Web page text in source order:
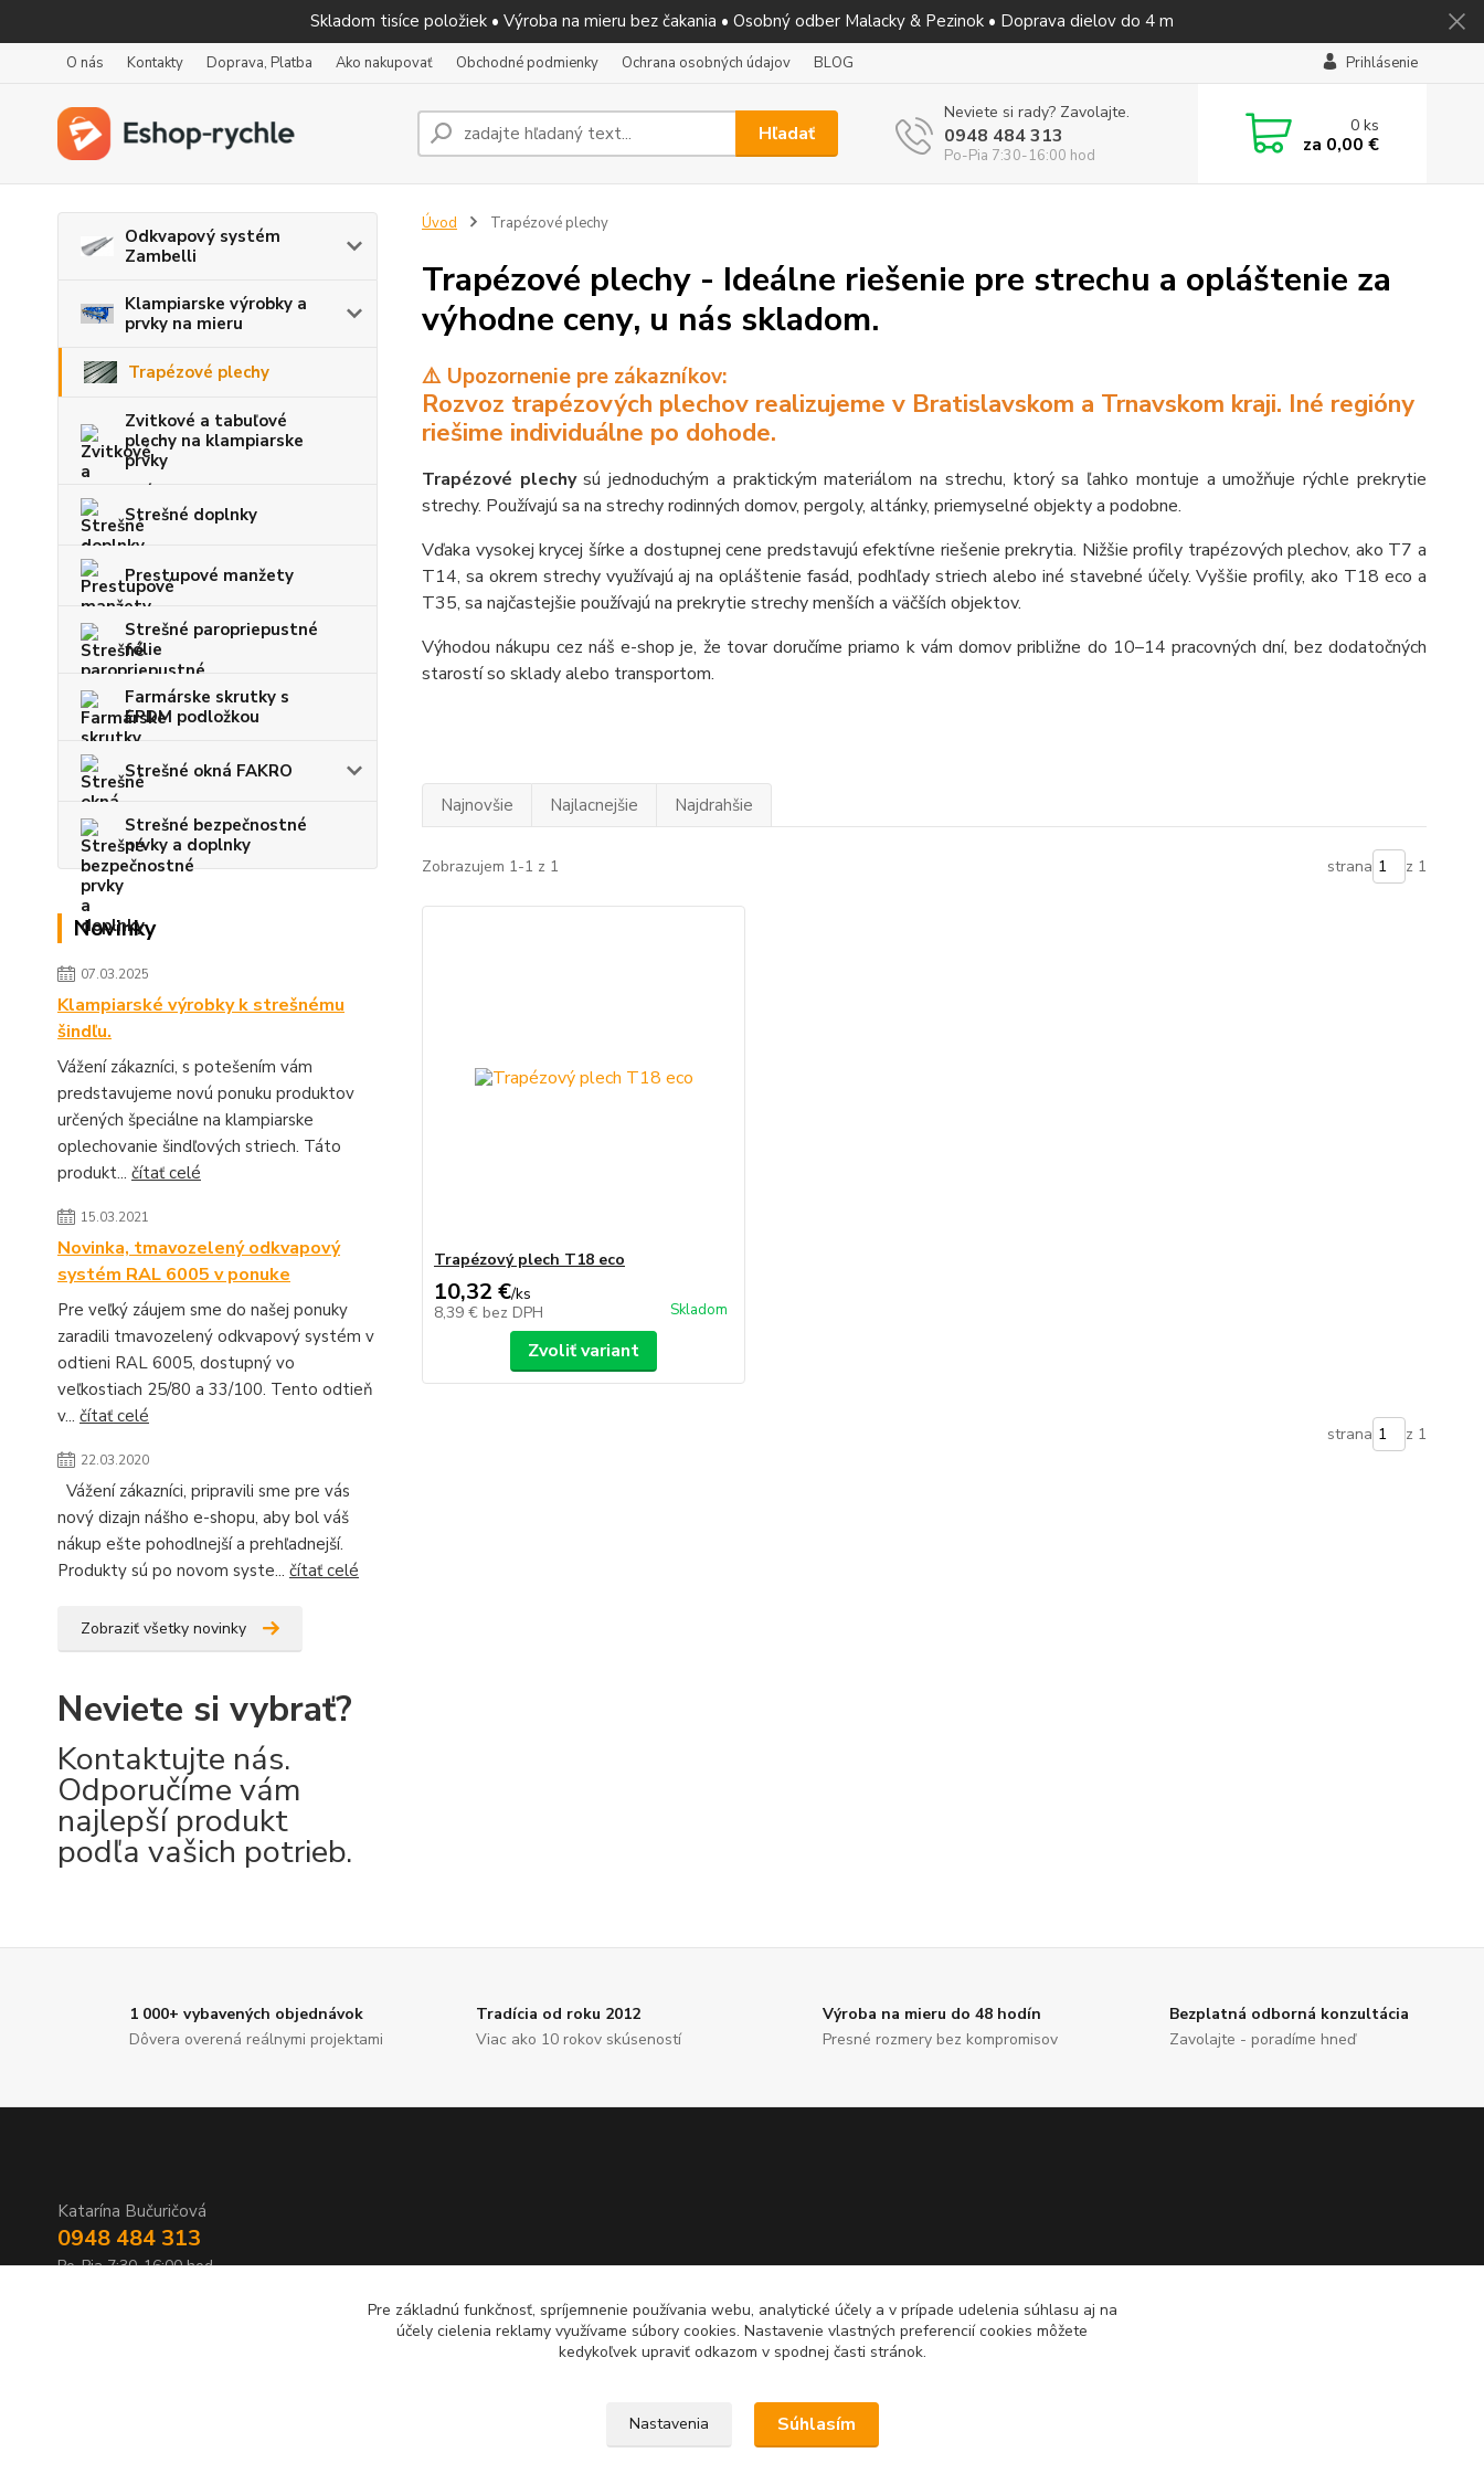
Skladom tisíce položiek • Výroba na mieru bez čakania • Osobný odber Malacky & Pezinok • Doprava dielov do 4 m
O nás Kontakty Doprava, Platba Ako nakupovať Obchodné podmienky Ochrana osobných údajov BLOG Prihlásenie
Hľadať
Neviete si rady? Zavolajte.
0948 484 313
Po-Pia 7:30-16:00 hod
0ks
za 0,00 €
Odkvapový systém
Zambelli
Klampiarske výrobky a
prvky na mieru
Trapézové plechy
Zvitkové a tabuľové
plechy na klampiarske
prvky
Strešné doplnky
Prestupové manžety
Strešné paropriepustné
fólie
Farmárske skrutky s
EPDM podložkou
Strešné okná FAKRO
Strešné bezpečnostné
prvky a doplnky
Novinky
07.03.2025
Klampiarské výrobky k strešnému
šindľu.
Vážení zákazníci, s potešením vám
predstavujeme novú ponuku produktov
určených špeciálne na klampiarske
oplechovanie šindľových striech. Táto
produkt... čítať celé
15.03.2021
Novinka, tmavozelený odkvapový
systém RAL 6005 v ponuke
Pre veľký záujem sme do našej ponuky
zaradili tmavozelený odkvapový systém v
odtieni RAL 6005, dostupný vo
veľkostiach 25/80 a 33/100. Tento odtieň
v... čítať celé
22.03.2020
Vážení zákazníci, pripravili sme pre vás
nový dizajn nášho e-shopu, aby bol váš
nákup ešte pohodlnejší a prehľadnejší.
Produkty sú po novom syste... čítať celé
Zobraziť všetky novinky
Neviete si vybrať?
Kontaktujte nás.
Odporučíme vám
najlepší produkt
podľa vašich potrieb.
Úvod Trapézové plechy
Trapézové plechy - Ideálne riešenie pre strechu a opláštenie za
výhodne ceny, u nás skladom.
⚠️ Upozornenie pre zákazníkov:
Rozvoz trapézových plechov realizujeme v Bratislavskom a Trnavskom kraji. Iné regióny
riešime individuálne po dohode.
Trapézové plechysú jednoduchým a praktickým materiálom na strechu, ktorý sa ľahko montuje a umožňuje rýchle prekrytie
strechy. Používajú sa na strechy rodinných domov, pergoly, altánky, priemyselné objekty a podobne.
Vďaka vysokej krycej šírke a dostupnej cene predstavujú efektívne riešenie prekrytia. Nižšie profily trapézových plechov, ako T7 a
T14, sa okrem strechy využívajú aj na opláštenie fasád, podhľady striech alebo iné stavebné účely. Vyššie profily, ako T18 eco a
T35, sa najčastejšie používajú na prekrytie strechy menších a väčších objektov.
Výhodou nákupu cez náš e-shop je, že tovar doručíme priamo k vám domov približne do 10–14 pracovných dní, bez dodatočných
starostí so sklady alebo transportom.
Najnovšie Najlacnejšie Najdrahšie
Zobrazujem 1-1 z 1 strana z 1
Trapézový plech T18 eco
10,32 €/ks
8,39 € bez DPH Skladom
Zvoliť variant
strana z 1
1 000+ vybavených objednávok
Dôvera overená reálnymi projektami
Tradícia od roku 2012
Viac ako 10 rokov skúseností
Výroba na mieru do 48 hodín
Presné rozmery bez kompromisov
Bezplatná odborná konzultácia
Zavolajte - poradíme hneď
Katarína Bučuričová
0948 484 313
Po-Pia 7:30-16:00 hod
Pre základnú funkčnosť, spríjemnenie používania webu, analytické účely a v prípade udelenia súhlasu aj na
účely cielenia reklamy využívame súbory cookies. Nastavenie vlastných preferencií cookies môžete
kedykoľvek upraviť odkazom v spodnej časti stránok.
Nastavenia Súhlasím